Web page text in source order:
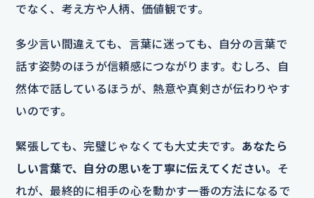
でなく、考え方や人柄、価値観です。
多少言い間違えても、言葉に迷っても、自分の言葉で
話す姿勢のほうが信頼感につながります。むしろ、自
然体で話しているほうが、熱意や真剣さが伝わりやす
いのです。
緊張しても、完璧じゃなくても大丈夫です。 あなたら
しい言葉で、自分の思いを丁寧に伝えてください。 そ
れが、最終的に相手の心を動かす一番の方法になるで